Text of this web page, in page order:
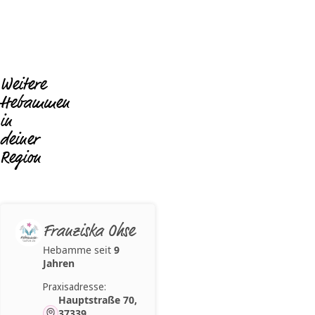
Weitere
Hebammen
in
deiner
Region
Franziska Ohse
Hebamme seit 9
Jahren
Praxisadresse:
Hauptstraße 70,